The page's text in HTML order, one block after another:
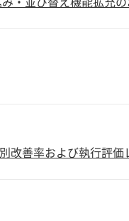
改善率および執行評